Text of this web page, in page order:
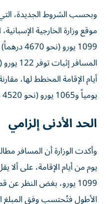
وبحسب الشروط الجديدة،
موقع وزارة الخارجية
1099
يومياً و1065 يورو (نحو 4520 درهماً) كحد أدنى سابقاً.
الحد الأدنى إلزامي
يوم من أيام الإقامة، على ألا
1099 يورو، بغض النظر عن
الأطول فتُحتسب وفق المبلغ